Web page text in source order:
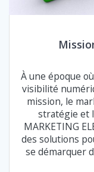
À une époque
visibilité
mission, le
stratégie et
MARKETING
des solutions
se démarquer